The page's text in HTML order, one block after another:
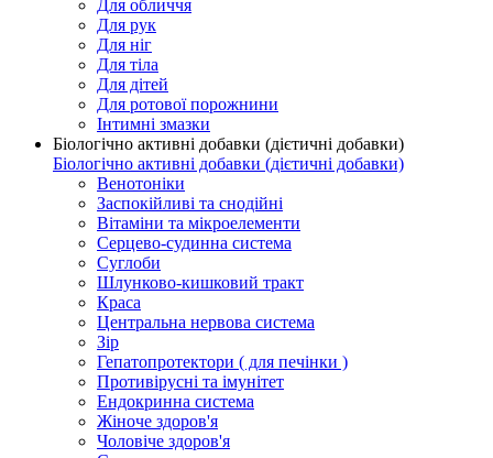
Для обличчя
Для рук
Для ніг
Для тіла
Для дітей
Для ротової порожнини
Інтимні змазки
Біологічно активні добавки (дієтичні добавки)
Біологічно активні добавки (дієтичні добавки)
Венотоніки
Заспокійливі та снодійні
Вітаміни та мікроелементи
Серцево-судинна система
Суглоби
Шлунково-кишковий тракт
Краса
Центральна нервова система
Зір
Гепатопротектори ( для печінки )
Противірусні та імунітет
Ендокринна система
Жіноче здоров'я
Чоловіче здоров'я